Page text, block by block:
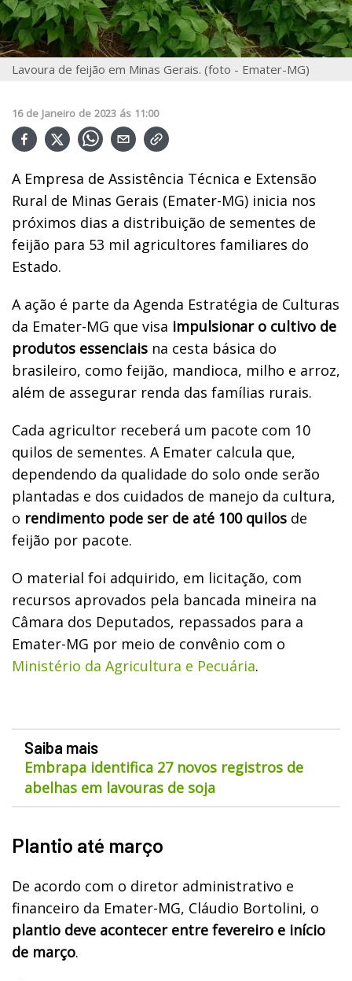
Lavoura de feijão em Minas Gerais. (foto - Emater-MG)
16 de Janeiro de 2023 ás 11:00
A Empresa de Assistência Técnica e Extensão
Rural de Minas Gerais (Emater-MG) inicia nos
próximos dias a distribuição de sementes de
feijão para 53 mil agricultores familiares do
Estado.
A ação é parte da Agenda Estratégia de Culturas
da Emater-MG que visa impulsionar o cultivo de
produtos essenciais na cesta básica do
brasileiro, como feijão, mandioca, milho e arroz,
além de assegurar renda das famílias rurais.
Cada agricultor receberá um pacote com 10
quilos de sementes. A Emater calcula que,
dependendo da qualidade do solo onde serão
plantadas e dos cuidados de manejo da cultura,
o rendimento pode ser de até 100 quilos de
feijão por pacote.
O material foi adquirido, em licitação, com
recursos aprovados pela bancada mineira na
Câmara dos Deputados, repassados para a
Emater-MG por meio de convênio com o
Ministério da Agricultura e Pecuária.
Saiba mais
Embrapa identifica 27 novos registros de
abelhas em lavouras de soja
Plantio até março
De acordo com o diretor administrativo e
financeiro da Emater-MG, Cláudio Bortolini, o
plantio deve acontecer entre fevereiro e início
de março.